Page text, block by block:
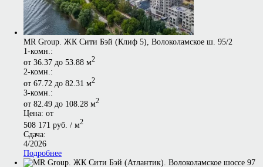
MR Group. ЖК Сити Бэй (Клиф 5), Волоколамское ш. 95/2
1-комн.:
от 36.37 до 53.88 м2
2-комн.:
от 67.72 до 82.31 м2
3-комн.:
от 82.49 до 108.28 м2
Цена: от
508 171 руб. / м2
Сдача:
4/2026
Подробнее